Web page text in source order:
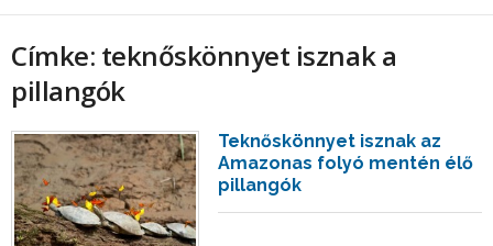
Címke: teknőskönnyet isznak a
pillangók
Teknőskönnyet isznak az
Amazonas folyó mentén élő
pillangók